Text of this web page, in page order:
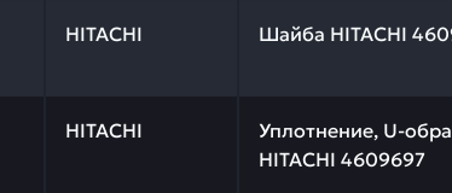
HITACHI Шайба HITACHI
получаете гарантию качества и
HITACHI
Уплотнение, U-
HITACHI 4609697
получаете гарантию качества и